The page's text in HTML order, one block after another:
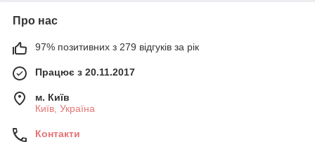
Про нас
97% позитивних з 279 відгуків за рік
Працює з 20.11.2017
м. Київ
Київ, Україна
Контакти